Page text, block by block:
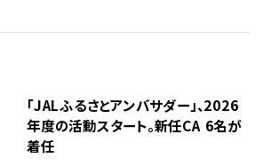
「JALふるさとアンバサダー」、2026
年度の活動スタート。新任CA 6名が
着任